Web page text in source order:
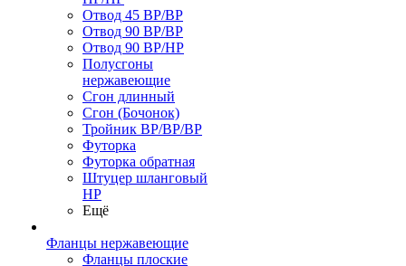
Отвод 45 ВР/ВР
Отвод 90 ВР/ВР
Отвод 90 ВР/НР
Полусгоны
нержавеющие
Сгон длинный
Сгон (Бочонок)
Тройник ВР/ВР/ВР
Футорка
Футорка обратная
Штуцер шланговый
НР
Ещё
Фланцы нержавеющие
Фланцы плоские